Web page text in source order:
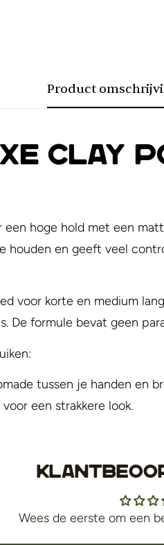
Product
Clay
hoge hold met een
houden en geeft veel
voor korte en medium
De formule bevat geen
tussen je handen en
een strakkere look.
Wees de eerste om een